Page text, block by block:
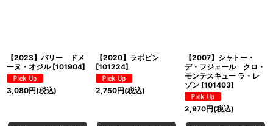
【2023】バリー ドメ
ーヌ・オジル [101904]
3,080円(税込)
【2020】ラボビン
[101224]
2,750円(税込)
【2007】シャトー・
デ・フジェール クロ・
モンテスキュー ラ・レ
ゾン [101403]
2,970円(税込)